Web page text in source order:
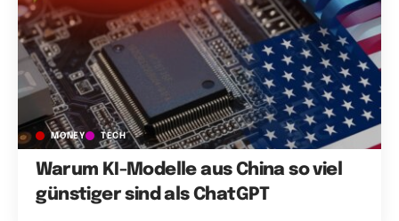
MONEY TECH
Warum KI-Modelle aus China so viel
günstiger sind als ChatGPT